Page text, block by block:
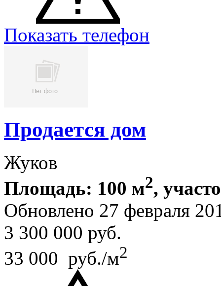
Показать телефон
Продается дом
Жуков
Площадь: 100 м2,
Обновлено 27 февраля
3 300 000 руб.
33 000 руб./м2